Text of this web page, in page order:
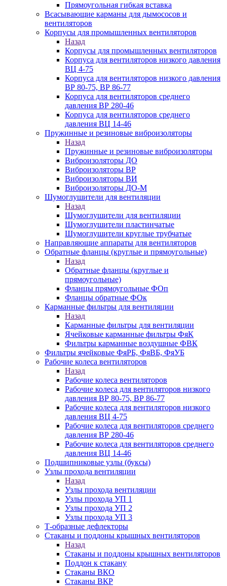
Прямоугольная гибкая вставка
Всасывающие карманы для дымососов и
вентиляторов
Корпусы для промышленных вентиляторов
Назад
Корпусы для промышленных вентиляторов
Корпуса для вентиляторов низкого давления
ВЦ 4-75
Корпуса для вентиляторов низкого давления
ВР 80-75, ВР 86-77
Корпуса для вентиляторов среднего
давления ВР 280-46
Корпуса для вентиляторов среднего
давления ВЦ 14-46
Пружинные и резиновые виброизоляторы
Назад
Пружинные и резиновые виброизоляторы
Виброизоляторы ДО
Виброизоляторы ВР
Виброизоляторы ВИ
Виброизоляторы ДО-М
Шумоглушители для вентиляции
Назад
Шумоглушители для вентиляции
Шумоглушители пластинчатые
Шумоглушители круглые трубчатые
Направляющие аппараты для вентиляторов
Обратные фланцы (круглые и прямоугольные)
Назад
Обратные фланцы (круглые и
прямоугольные)
Фланцы прямоугольные ФОп
Фланцы обратные ФОк
Карманные фильтры для вентиляции
Назад
Карманные фильтры для вентиляции
Ячейковые карманные фильтры ФяК
Фильтры карманные воздушные ФВК
Фильтры ячейковые ФяРБ, ФяВБ, ФяУБ
Рабочие колеса вентиляторов
Назад
Рабочие колеса вентиляторов
Рабочие колеса для вентиляторов низкого
давления ВР 80-75, ВР 86-77
Рабочие колеса для вентиляторов низкого
давления ВЦ 4-75
Рабочие колеса для вентиляторов среднего
давления ВР 280-46
Рабочие колеса для вентиляторов среднего
давления ВЦ 14-46
Подшипниковые узлы (буксы)
Узлы прохода вентиляции
Назад
Узлы прохода вентиляции
Узлы прохода УП 1
Узлы прохода УП 2
Узлы прохода УП 3
Т-образные дефлекторы
Стаканы и поддоны крышных вентиляторов
Назад
Стаканы и поддоны крышных вентиляторов
Поддон к стакану
Стаканы ВКО
Стаканы ВКР